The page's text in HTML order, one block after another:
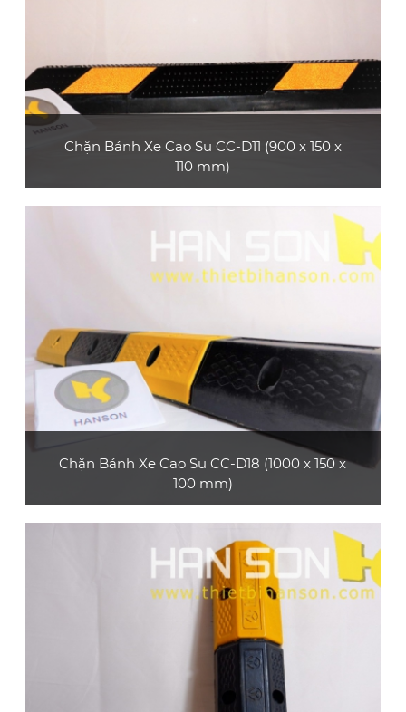
Chặn Bánh Xe Cao Su CC-D11 (900 x 150 x
110 mm)
sử dụng ở các bãi đậu xe, gara,... phù hợp với
XEM CHI TIẾT
Chặn Bánh Xe Cao Su CC-D18 (1000 x 150 x
100 mm)
sử dụng ở các bãi đậu xe, gara,... phù hợp với
xe tải lớn, xe container
XEM CHI TIẾT